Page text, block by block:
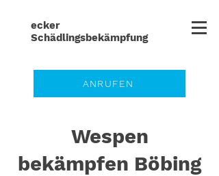
ecker
Schädlingsbekämpfung
ANRUFEN
Wespen
bekämpfen Böbing